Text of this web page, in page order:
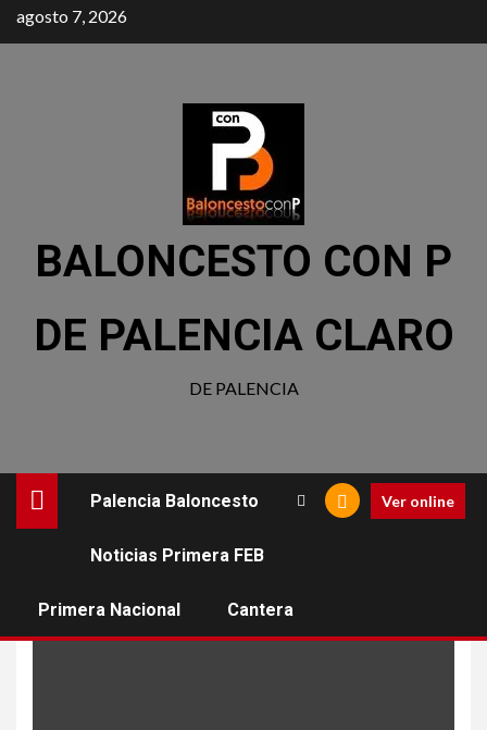
agosto 7, 2026
BALONCESTO CON P
DE PALENCIA CLARO
DE PALENCIA
Palencia Baloncesto
Noticias Primera FEB
Primera Nacional Cantera
Ver online